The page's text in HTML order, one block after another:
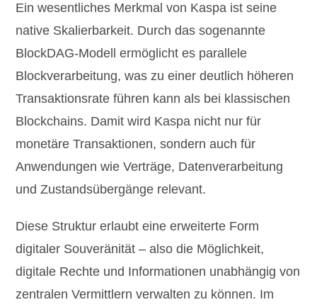
Ein wesentliches Merkmal von Kaspa ist seine
native Skalierbarkeit. Durch das sogenannte
BlockDAG-Modell ermöglicht es parallele
Blockverarbeitung, was zu einer deutlich höheren
Transaktionsrate führen kann als bei klassischen
Blockchains. Damit wird Kaspa nicht nur für
monetäre Transaktionen, sondern auch für
Anwendungen wie Verträge, Datenverarbeitung
und Zustandsübergänge relevant.
Diese Struktur erlaubt eine erweiterte Form
digitaler Souveränität – also die Möglichkeit,
digitale Rechte und Informationen unabhängig von
zentralen Vermittlern verwalten zu können. Im